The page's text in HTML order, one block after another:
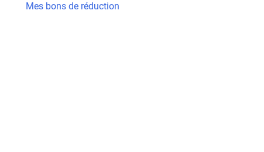
Mes bons de réduction